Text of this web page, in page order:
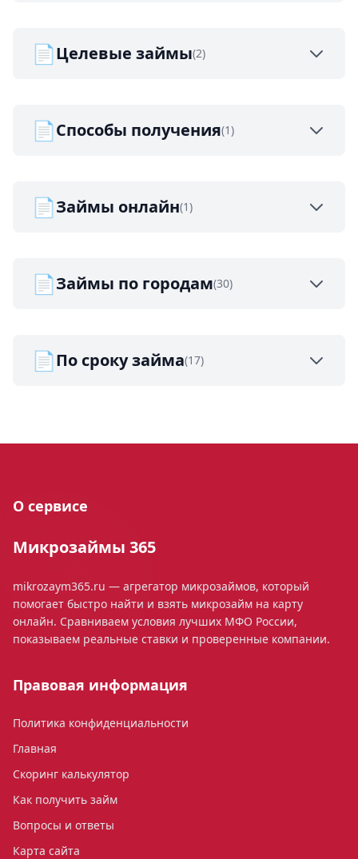
📄Целевые займы(2)
📄Способы получения(1)
📄Займы онлайн(1)
📄Займы по городам(30)
📄По сроку займа(17)
О сервисе
Микрозаймы 365
mikrozaym365.ru — агрегатор микрозаймов, который
помогает быстро найти и взять микрозайм на карту
онлайн. Сравниваем условия лучших МФО России,
показываем реальные ставки и проверенные компании.
Правовая информация
Политика конфиденциальности
Главная
Скоринг калькулятор
Как получить займ
Вопросы и ответы
Карта сайта